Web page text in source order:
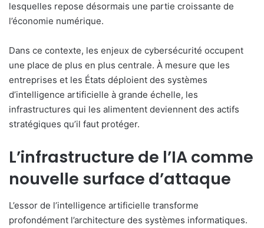
lesquelles repose désormais une partie croissante de
l’économie numérique.
Dans ce contexte, les enjeux de cybersécurité occupent
une place de plus en plus centrale. À mesure que les
entreprises et les États déploient des systèmes
d’intelligence artificielle à grande échelle, les
infrastructures qui les alimentent deviennent des actifs
stratégiques qu’il faut protéger.
L’infrastructure de l’IA comme
nouvelle surface d’attaque
L’essor de l’intelligence artificielle transforme
profondément l’architecture des systèmes informatiques.